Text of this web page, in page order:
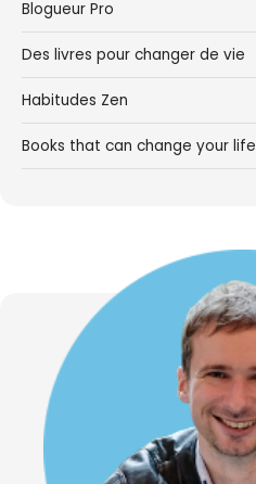
Blogueur Pro
Des livres pour changer de vie
Habitudes Zen
Books that can change your life